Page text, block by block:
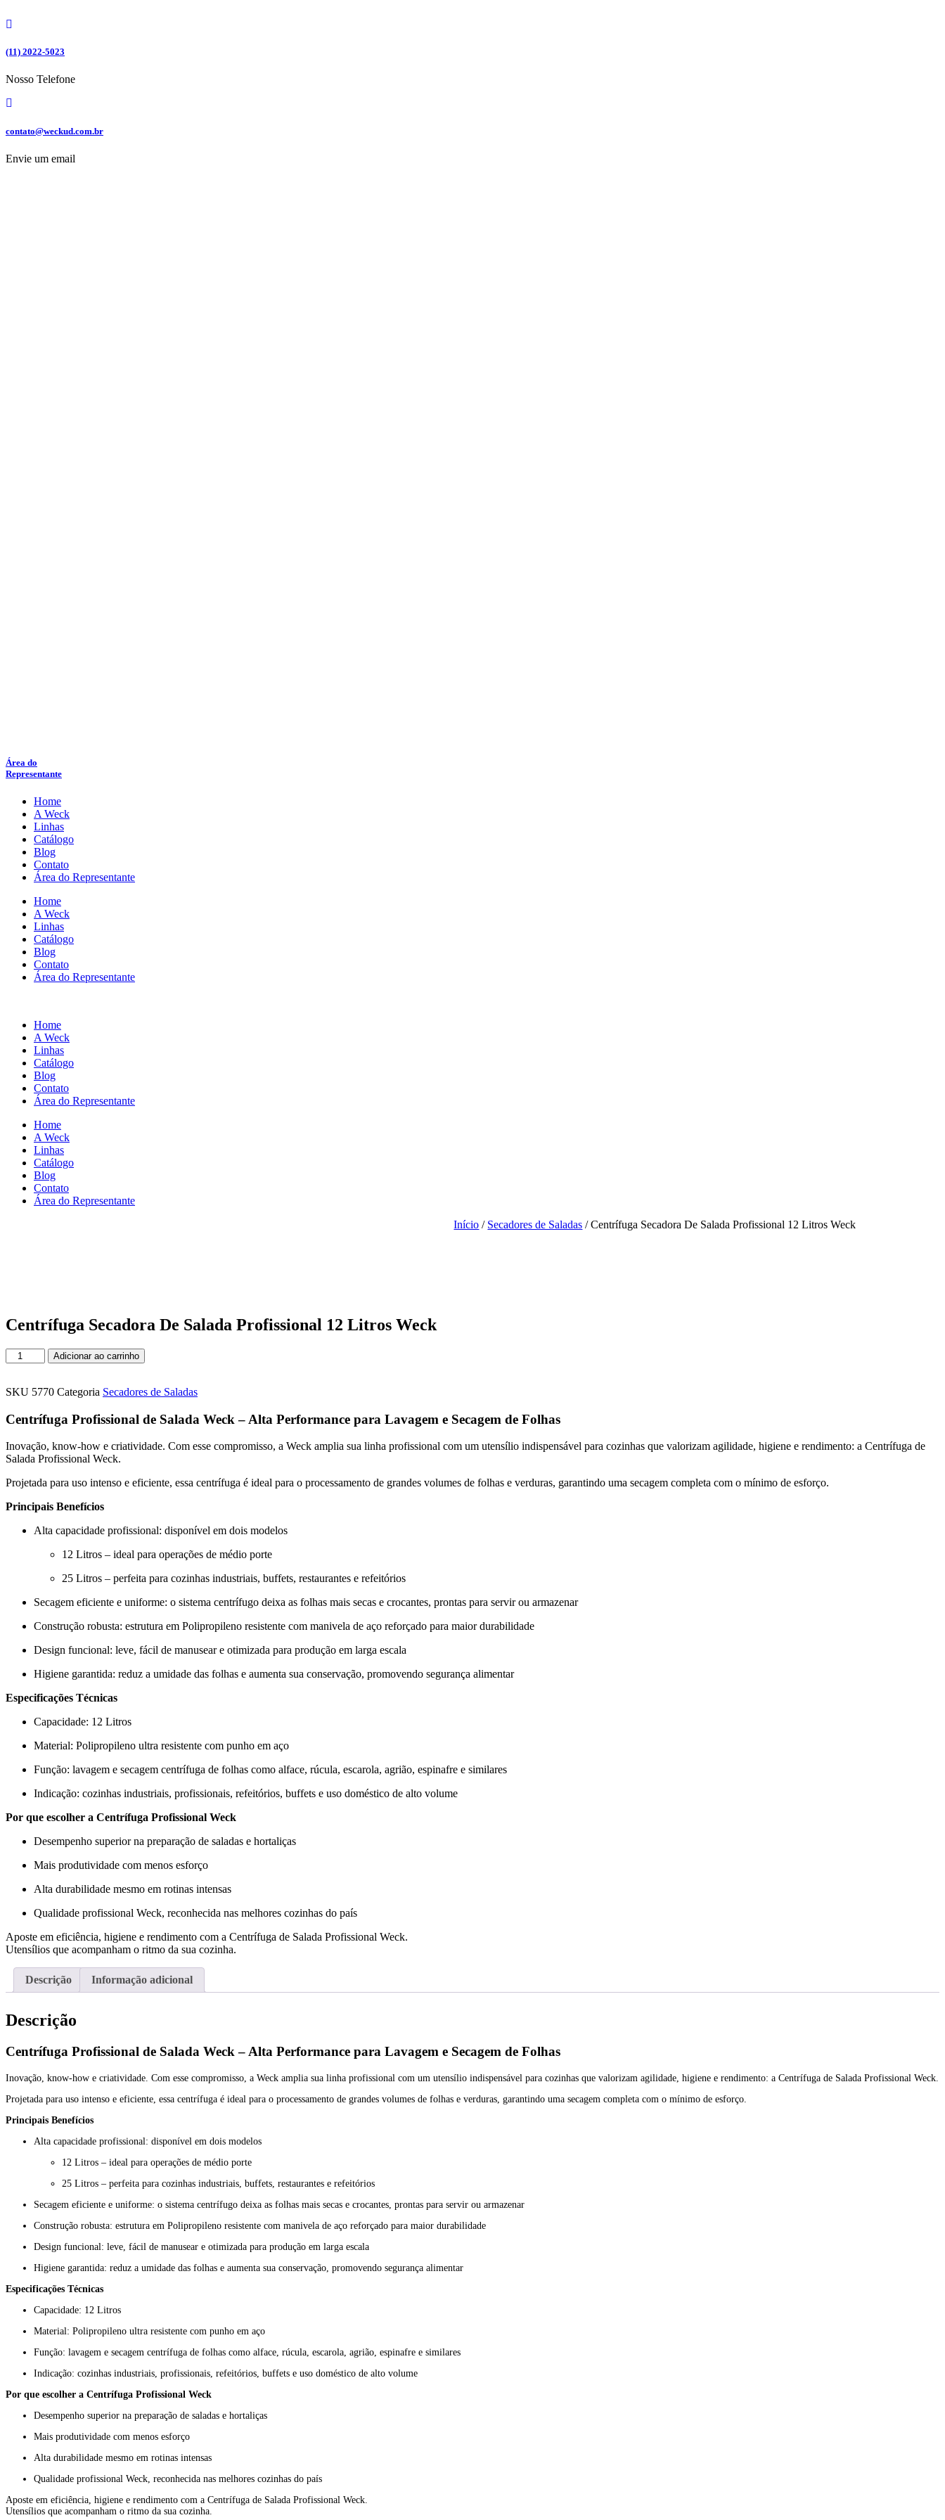
para
conteúdo
(11) 2022-5023
Nosso Telefone
contato@weckud.com.br
Envie um email
Área do
Representante
Home
A Weck
Linhas
Catálogo
Blog
Contato
Área do Representante
Home
A Weck
Linhas
Catálogo
Blog
Contato
Área do Representante
Home
A Weck
Linhas
Catálogo
Blog
Contato
Área do Representante
Home
A Weck
Linhas
Catálogo
Blog
Contato
Área do Representante
Início / Secadores de Saladas / Centrífuga Secadora De Salada Profissional 12 Litros Weck
Centrífuga Secadora De Salada Profissional 12 Litros Weck
Centrífuga
Secadora
Salada
12
Weck
quantidade
Adicionar ao carrinho
SKU 5770 Categoria Secadores de Saladas
Centrífuga Profissional de Salada Weck – Alta Performance para Lavagem e Secagem de Folhas
Inovação, know-how e criatividade. Com esse compromisso, a Weck amplia sua linha profissional com um utensílio indispensável para cozinhas que valorizam agilidade, higiene e rendimento: a Centrífuga de
Salada Profissional Weck.
Projetada para uso intenso e eficiente, essa centrífuga é ideal para o processamento de grandes volumes de folhas e verduras, garantindo uma secagem completa com o mínimo de esforço.
Principais Benefícios
Alta capacidade profissional: disponível em dois modelos
12 Litros – ideal para operações de médio porte
25 Litros – perfeita para cozinhas industriais, buffets, restaurantes e refeitórios
Secagem eficiente e uniforme: o sistema centrífugo deixa as folhas mais secas e crocantes, prontas para servir ou armazenar
Construção robusta: estrutura em Polipropileno resistente com manivela de aço reforçado para maior durabilidade
Design funcional: leve, fácil de manusear e otimizada para produção em larga escala
Higiene garantida: reduz a umidade das folhas e aumenta sua conservação, promovendo segurança alimentar
Especificações Técnicas
Capacidade: 12 Litros
Material: Polipropileno ultra resistente com punho em aço
Função: lavagem e secagem centrífuga de folhas como alface, rúcula, escarola, agrião, espinafre e similares
Indicação: cozinhas industriais, profissionais, refeitórios, buffets e uso doméstico de alto volume
Por que escolher a Centrífuga Profissional Weck
Desempenho superior na preparação de saladas e hortaliças
Mais produtividade com menos esforço
Alta durabilidade mesmo em rotinas intensas
Qualidade profissional Weck, reconhecida nas melhores cozinhas do país
Aposte em eficiência, higiene e rendimento com a Centrífuga de Salada Profissional Weck.
Utensílios que acompanham o ritmo da sua cozinha.
Descrição Informação adicional
Descrição
Centrífuga Profissional de Salada Weck – Alta Performance para Lavagem e Secagem de Folhas
Inovação, know-how e criatividade. Com esse compromisso, a Weck amplia sua linha profissional com um utensílio indispensável para cozinhas que valorizam agilidade, higiene e rendimento: a Centrífuga de Salada Profissional Weck.
Projetada para uso intenso e eficiente, essa centrífuga é ideal para o processamento de grandes volumes de folhas e verduras, garantindo uma secagem completa com o mínimo de esforço.
Principais Benefícios
Alta capacidade profissional: disponível em dois modelos
12 Litros – ideal para operações de médio porte
25 Litros – perfeita para cozinhas industriais, buffets, restaurantes e refeitórios
Secagem eficiente e uniforme: o sistema centrífugo deixa as folhas mais secas e crocantes, prontas para servir ou armazenar
Construção robusta: estrutura em Polipropileno resistente com manivela de aço reforçado para maior durabilidade
Design funcional: leve, fácil de manusear e otimizada para produção em larga escala
Higiene garantida: reduz a umidade das folhas e aumenta sua conservação, promovendo segurança alimentar
Especificações Técnicas
Capacidade: 12 Litros
Material: Polipropileno ultra resistente com punho em aço
Função: lavagem e secagem centrífuga de folhas como alface, rúcula, escarola, agrião, espinafre e similares
Indicação: cozinhas industriais, profissionais, refeitórios, buffets e uso doméstico de alto volume
Por que escolher a Centrífuga Profissional Weck
Desempenho superior na preparação de saladas e hortaliças
Mais produtividade com menos esforço
Alta durabilidade mesmo em rotinas intensas
Qualidade profissional Weck, reconhecida nas melhores cozinhas do país
Aposte em eficiência, higiene e rendimento com a Centrífuga de Salada Profissional Weck.
Utensílios que acompanham o ritmo da sua cozinha.